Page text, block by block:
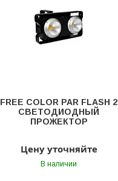
FREE COLOR PAR FLASH 2
СВЕТОДИОДНЫЙ
ПРОЖЕКТОР
Цену уточняйте
В наличии